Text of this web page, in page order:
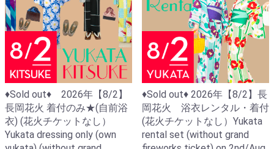
♦Sold out♦ 2026年【8/2】
長岡花火 着付のみ★(自前浴
衣) (花火チケットなし）
Yukata dressing only (own
♦Sold out♦ 2026年【8/2】長
岡花火 浴衣レンタル・着付
(花火チケットなし）Yukata
rental set (without grand